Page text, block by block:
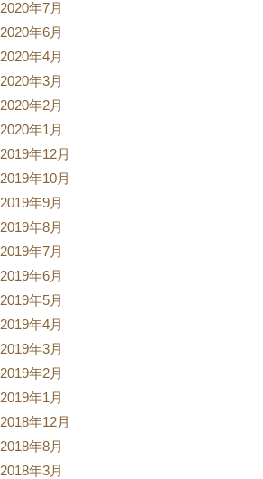
2020年7月
2020年6月
2020年4月
2020年3月
2020年2月
2020年1月
2019年12月
2019年10月
2019年9月
2019年8月
2019年7月
2019年6月
2019年5月
2019年4月
2019年3月
2019年2月
2019年1月
2018年12月
2018年8月
2018年3月